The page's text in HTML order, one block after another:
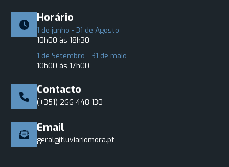
Horário
1 de junho - 31 de Agosto
10h00 às 18h30
1 de Setembro - 31 de maio
10h00 às 17h00
Contacto
(+351) 266 448 130
Email
geral@fluviariomora.pt